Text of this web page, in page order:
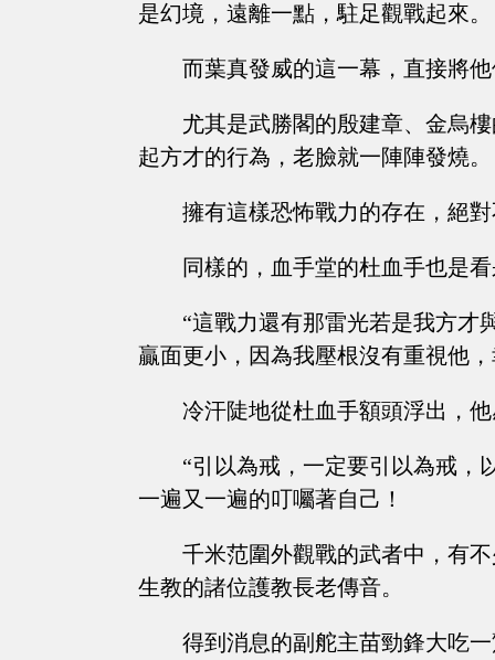
是幻境，遠離一點，駐足觀戰起來。
而葉真發威的這一幕，直接將
尤其是武勝閣的殷建章、金烏
起方才的行為，老臉就一陣陣發燒。
擁有這樣恐怖戰力的存在，絕
同樣的，血手堂的杜血手也是
“這戰力還有那雷光若是我方才
贏面更小，因為我壓根沒有重視他，
冷汗陡地從杜血手額頭浮出，
“引以為戒，一定要引以為戒，
一遍又一遍的叮囑著自己！
千米范圍外觀戰的武者中，有
生教的諸位護教長老傳音。
得到消息的副舵主苗勁鋒大吃